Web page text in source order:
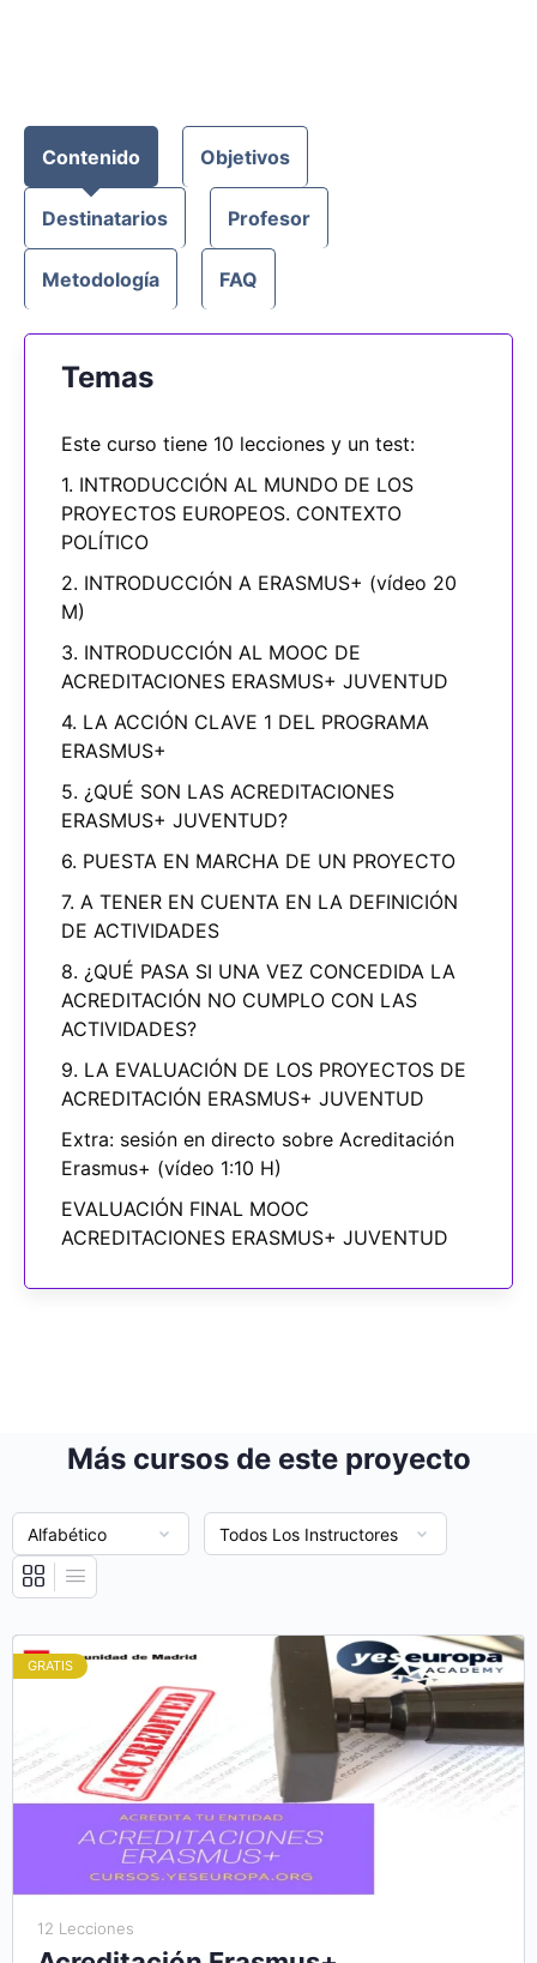
Contenido Objetivos
Destinatarios Profesor
Metodología FAQ
Temas
Este curso tiene 10 lecciones y un test:
1. INTRODUCCIÓN AL MUNDO DE LOS
PROYECTOS EUROPEOS. CONTEXTO
POLÍTICO
2. INTRODUCCIÓN A ERASMUS+ (vídeo 20
M)
3. INTRODUCCIÓN AL MOOC DE
ACREDITACIONES ERASMUS+ JUVENTUD
4. LA ACCIÓN CLAVE 1 DEL PROGRAMA
ERASMUS+
5. ¿QUÉ SON LAS ACREDITACIONES
ERASMUS+ JUVENTUD?
6. PUESTA EN MARCHA DE UN PROYECTO
7. A TENER EN CUENTA EN LA DEFINICIÓN
DE ACTIVIDADES
8. ¿QUÉ PASA SI UNA VEZ CONCEDIDA LA
ACREDITACIÓN NO CUMPLO CON LAS
ACTIVIDADES?
9. LA EVALUACIÓN DE LOS PROYECTOS DE
ACREDITACIÓN ERASMUS+ JUVENTUD
Extra: sesión en directo sobre Acreditación
Erasmus+ (vídeo 1:10 H)
EVALUACIÓN FINAL MOOC
ACREDITACIONES ERASMUS+ JUVENTUD
Más cursos de este proyecto
GRATIS
12 Lecciones